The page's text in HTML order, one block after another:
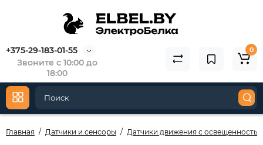
+375-29-183-01-55
Звоните с 10:00 до
18:00
0
Главная Датчики и сенсоры Датчики движения с освещенностью